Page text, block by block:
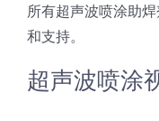
超声波喷涂原理
喷涂的影响因素
所有超声波喷涂助
和支持。
超声波喷涂